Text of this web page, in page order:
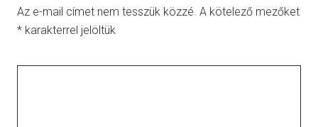
Az e-mail címet nem tesszük közzé. A kötelező mezőket
* karakterrel jelöltük